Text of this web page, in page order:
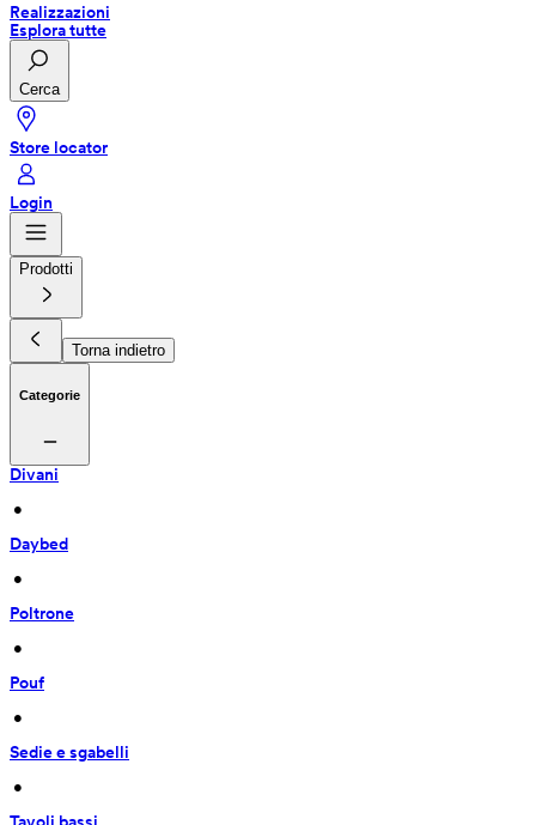
Realizzazioni
Esplora tutte
Cerca
Store locator
Login
Prodotti
Torna indietro
Categorie
Divani
•
Daybed
•
Poltrone
•
Pouf
•
Sedie e sgabelli
•